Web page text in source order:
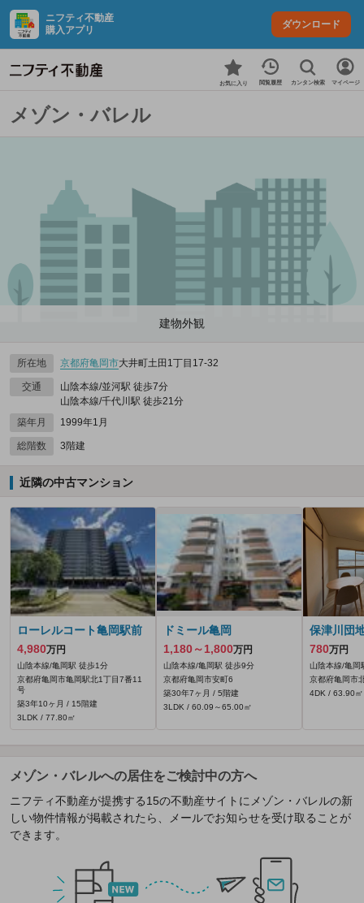
ニフティ不動産
購入アプリ
ダウンロード
お気に入り 閲覧履歴 カンタン検索 マイページ
メゾン・バレル
建物外観
所在地 京都府亀岡市大井町土田1丁目17-32
交通
山陰本線/並河駅 徒歩7分
山陰本線/千代川駅 徒歩21分
築年月
1999年1月
総階数 3階建
近隣の中古マンション
ローレルコート亀岡駅前
4,980万円
山陰本線/亀岡駅 徒歩1分
京都府亀岡市亀岡駅北1丁目7番11
号
築3年10ヶ月 / 15階建
3LDK / 77.80㎡
ドミール亀岡
1,180～1,800万円
山陰本線/亀岡駅 徒歩9分
京都府亀岡市安町6
築30年7ヶ月 / 5階建
3LDK / 60.09～65.00㎡
保津川団
780万円
山陰本線/亀岡
京都府亀岡市
4DK / 63.90㎡
メゾン・バレルへの居住をご検討中の方へ
ニフティ不動産が提携する15の不動産サイトにメゾン・バレルの新
しい物件情報が掲載されたら、メールでお知らせを受け取ることが
できます。